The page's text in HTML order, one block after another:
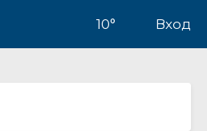
10° Вход